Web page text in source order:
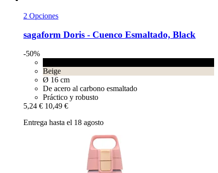
2 Opciones
sagaform Doris -​ Cuenco Esmaltado, Black
-50%
Beige
Ø 16 cm
De acero al carbono esmaltado
Práctico y robusto
5,24 € 10,49 €
Entrega hasta el 18 agosto